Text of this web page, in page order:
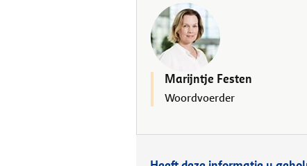
Marijntje Festen
Woordvoerder